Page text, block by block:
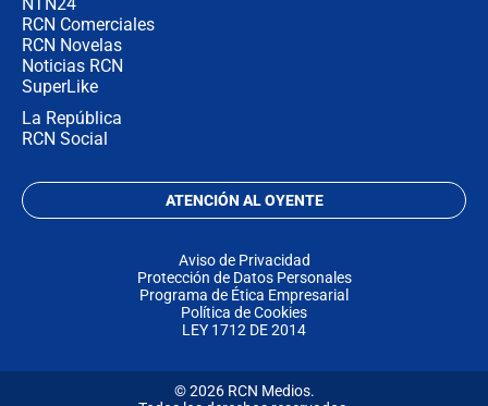
RCN Comerciales
RCN Novelas
Noticias RCN
SuperLike
La República
RCN Social
ATENCIÓN AL OYENTE
Aviso de Privacidad
Protección de Datos Personales
Programa de Ética Empresarial
Política de Cookies
LEY 1712 DE 2014
© 2026 RCN Medios.